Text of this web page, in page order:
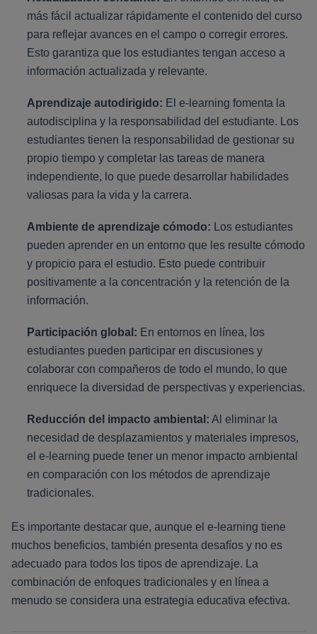
más fácil actualizar rápidamente el contenido del curso
para reflejar avances en el campo o corregir errores.
Esto garantiza que los estudiantes tengan acceso a
información actualizada y relevante.
Aprendizaje autodirigido: El e-learning fomenta la
autodisciplina y la responsabilidad del estudiante. Los
estudiantes tienen la responsabilidad de gestionar su
propio tiempo y completar las tareas de manera
independiente, lo que puede desarrollar habilidades
valiosas para la vida y la carrera.
Ambiente de aprendizaje cómodo: Los estudiantes
pueden aprender en un entorno que les resulte cómodo
y propicio para el estudio. Esto puede contribuir
positivamente a la concentración y la retención de la
información.
Participación global: En entornos en línea, los
estudiantes pueden participar en discusiones y
colaborar con compañeros de todo el mundo, lo que
enriquece la diversidad de perspectivas y experiencias.
Reducción del impacto ambiental: Al eliminar la
necesidad de desplazamientos y materiales impresos,
el e-learning puede tener un menor impacto ambiental
en comparación con los métodos de aprendizaje
tradicionales.
Es importante destacar que, aunque el e-learning tiene
muchos beneficios, también presenta desafíos y no es
adecuado para todos los tipos de aprendizaje. La
combinación de enfoques tradicionales y en línea a
menudo se considera una estrategia educativa efectiva.